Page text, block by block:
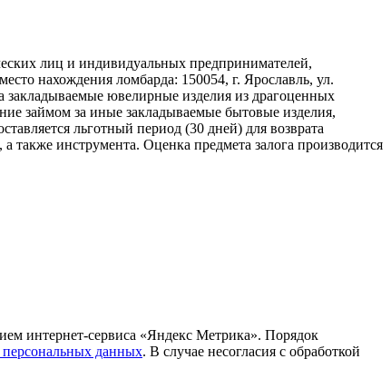
лиц и индивидуальных предпринимателей,
нахождения ломбарда: 150054, г. Ярославль, ул.
закладываемые ювелирные изделия из драгоценных
займом за иные закладываемые бытовые изделия,
льготный период (30 дней) для возврата
инструмента. Оценка предмета залога производится
интернет-сервиса «Яндекс Метрика». Порядок
данных. В случае несогласия с обработкой